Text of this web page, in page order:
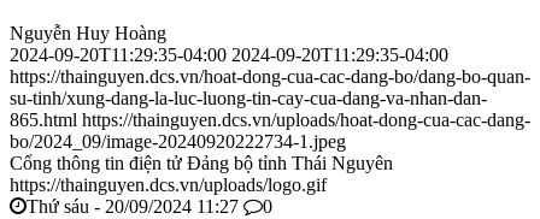
Nguyễn Huy Hoàng
2024-09-20T11:29:35-04:00 2024-09-20T11:29:35-04:00
https://thainguyen.dcs.vn/hoat-dong-cua-cac-dang-bo/dang-bo-quan-
su-tinh/xung-dang-la-luc-luong-tin-cay-cua-dang-va-nhan-dan-
865.html https://thainguyen.dcs.vn/uploads/hoat-dong-cua-cac-dang-
bo/2024_09/image-20240920222734-1.jpeg
Cổng thông tin điện tử Đảng bộ tỉnh Thái Nguyên
https://thainguyen.dcs.vn/uploads/logo.gif
Thứ sáu - 20/09/2024 11:27
0